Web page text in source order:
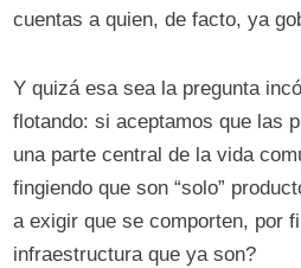
cuentas a quien, de facto, ya
Y quizá esa sea la pregunta
flotando: si aceptamos que las
una parte central de la vida
fingiendo que son “solo”
a exigir que se comporten, por
infraestructura que ya son?